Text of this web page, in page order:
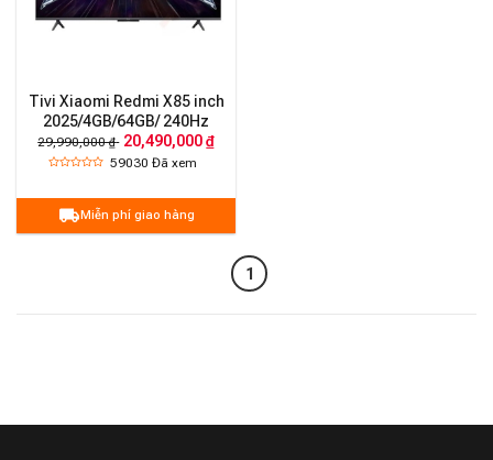
Tivi Xiaomi Redmi X85 inch
2025/4GB/64GB/ 240Hz
29,990,000 ₫ 20,490,000 ₫
59030Đã xem
Miễn phí giao hàng
1